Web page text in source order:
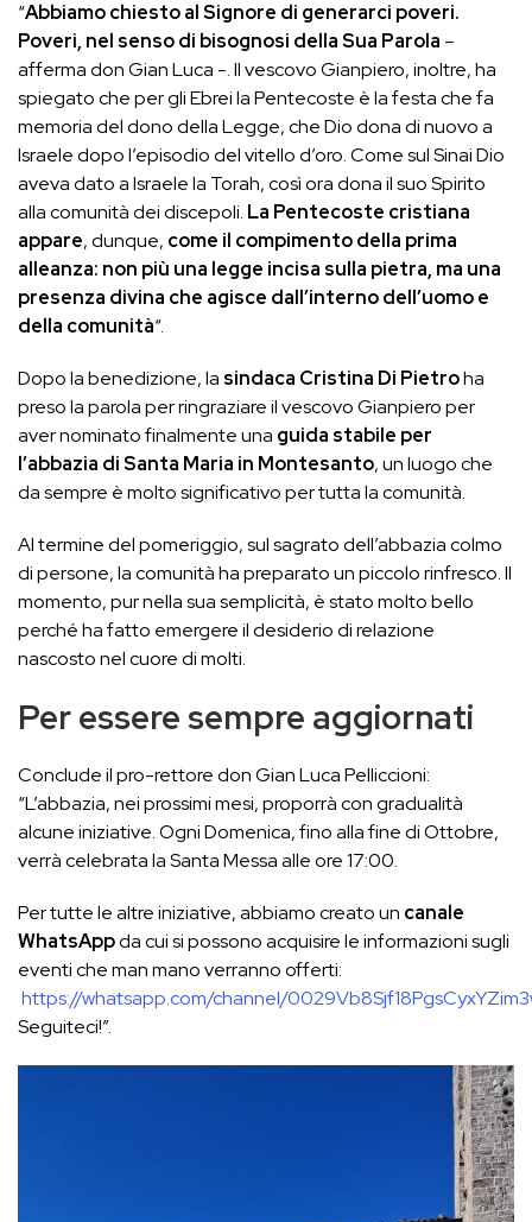
“Abbiamo chiesto al Signore di generarci poveri.
Poveri, nel senso di bisognosi della Sua Parola –
afferma don Gian Luca -. Il vescovo Gianpiero, inoltre, ha
spiegato che per gli Ebrei la Pentecoste è la festa che fa
memoria del dono della Legge, che Dio dona di nuovo a
Israele dopo l’episodio del vitello d’oro. Come sul Sinai Dio
aveva dato a Israele la Torah, così ora dona il suo Spirito
alla comunità dei discepoli. La Pentecoste cristiana
appare, dunque, come il compimento della prima
alleanza: non più una legge incisa sulla pietra, ma una
presenza divina che agisce dall’interno dell’uomo e
della comunità“.
Dopo la benedizione, la sindaca Cristina Di Pietroha
preso la parola per ringraziare il vescovo Gianpiero per
aver nominato finalmente una guida stabile per
l’abbazia di Santa Maria in Montesanto, un luogo che
da sempre è molto significativo per tutta la comunità.
Al termine del pomeriggio, sul sagrato dell’abbazia colmo
di persone, la comunità ha preparato un piccolo rinfresco. Il
momento, pur nella sua semplicità, è stato molto bello
perché ha fatto emergere il desiderio di relazione
nascosto nel cuore di molti.
Per essere sempre aggiornati
Conclude il pro-rettore don Gian Luca Pelliccioni:
“L’abbazia, nei prossimi mesi, proporrà con gradualità
alcune iniziative. Ogni Domenica, fino alla fine di Ottobre,
verrà celebrata la Santa Messa alle ore 17:00.
Per tutte le altre iniziative, abbiamo creato un canale
WhatsAppda cui si possono acquisire le informazioni sugli
eventi che man mano verranno offerti:
https://whatsapp.com/channel/
Seguiteci!”.